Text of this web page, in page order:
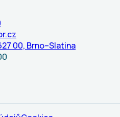
00, Brno–Slatina